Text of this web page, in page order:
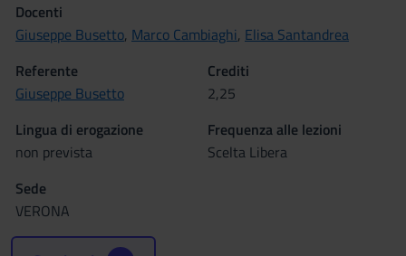
Docenti
Giuseppe Busetto, Marco Cambiaghi, Elisa Santandrea
Referente
Giuseppe Busetto
Crediti
2,25
Lingua di erogazione
non prevista
Frequenza alle lezioni
Scelta Libera
Sede
VERONA